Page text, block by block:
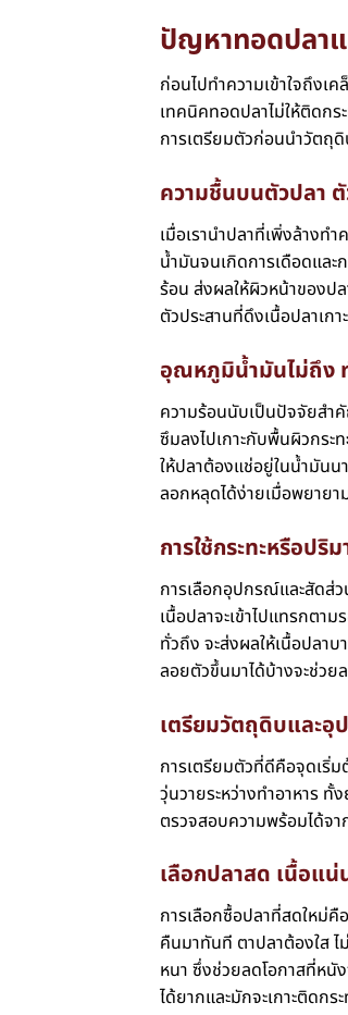
ปัญหาทอดปลาแ
ก่อนไปทำความเข้าใจถึงเ
เทคนิคทอดปลาไม่ให้ติดก
การเตรียมตัวก่อนนำวัตถุดิ
ความชื้นบนตัวปลา
เมื่อเรานำปลาที่เพิ่งล้างท
น้ำมันจนเกิดการเดือดแล
ร้อน ส่งผลให้ผิวหน้าของป
ตัวประสานที่ดึงเนื้อปลาเก
อุณหภูมิน้ำมันไม่ถึง
ความร้อนนับเป็นปัจจัยสำคั
ซึมลงไปเกาะกับพื้นผิวกระ
ให้ปลาต้องแช่อยู่ในน้ำมันน
ลอกหลุดได้ง่ายเมื่อพยาย
การใช้กระทะหรือปริ
การเลือกอุปกรณ์และสัดส่
เนื้อปลาจะเข้าไปแทรกตา
ทั่วถึง จะส่งผลให้เนื้อปลา
ลอยตัวขึ้นมาได้บ้างจะช่วย
เตรียมวัตถุดิบและ
การเตรียมตัวที่ดีคือจุดเริ่
วุ่นวายระหว่างทำอาหาร
ตรวจสอบความพร้อมได้จ
เลือกปลาสด เนื้อแ
การเลือกซื้อปลาที่สดใหม่คื
คืนมาทันที ตาปลาต้องใส
หนา ซึ่งช่วยลดโอกาสที่หนั
ได้ยากและมักจะเกาะติดกร